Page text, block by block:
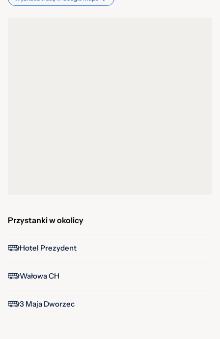
Przystanki w okolicy
Hotel Prezydent
Wałowa CH
3 Maja Dworzec